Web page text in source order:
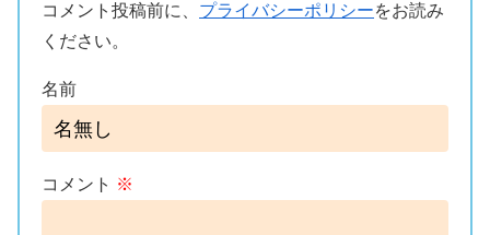
コメント投稿前に、 プライバシーポリシーをお読み
ください。
名前
コメント ※